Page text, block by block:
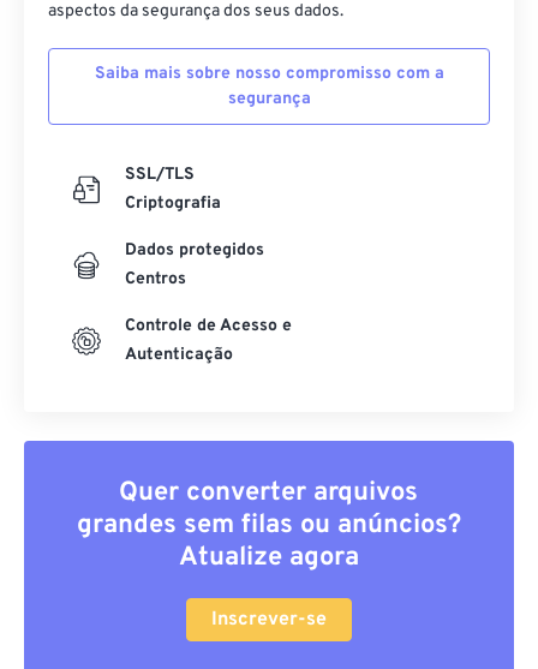
aspectos da segurança dos seus dados.
Saiba mais sobre nosso compromisso com a
segurança
SSL/TLS
Criptografia
Dados protegidos
Centros
Controle de Acesso e
Autenticação
Quer converter arquivos
grandes sem filas ou anúncios?
Atualize agora
Inscrever-se